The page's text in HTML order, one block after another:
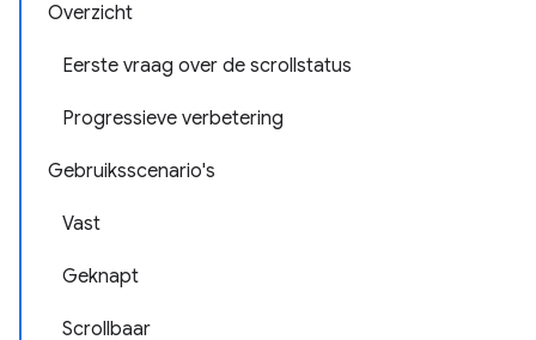
Overzicht
Eerste vraag over de scrollstatus
Progressieve verbetering
Gebruiksscenario's
Vast
Geknapt
Scrollbaar